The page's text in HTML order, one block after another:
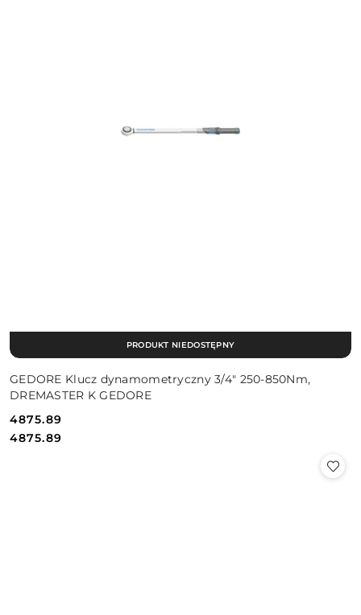
GEDORE Klucz dynamometryczny 3/4" 250-850Nm,
DREMASTER K GEDORE
Cena:
4875.89
Cena:
4875.89
PRODUKT NIEDOSTĘPNY